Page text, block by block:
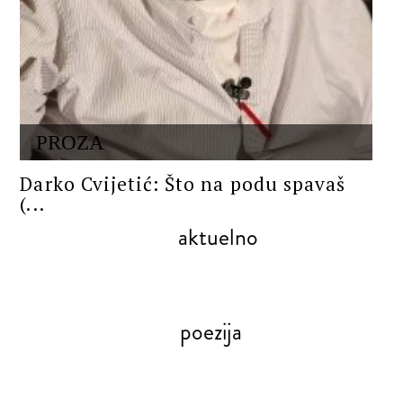
PROZA
Darko Cvijetić: Što na podu spavaš
(...
aktuelno
poezija